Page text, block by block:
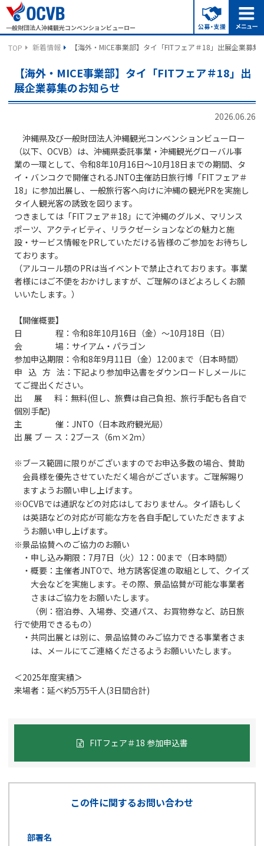
一般財団法人沖縄観光コンベンションビューロー
TOP 新着情報 【海外・MICE事業部】タイ「FITフェア＃18」出展企業募集
【海外・MICE事業部】タイ「FITフェア＃18」出
展企業募集のお知らせ
2026.06.26
沖縄県及び一般財団法人沖縄観光コンベンションビューロー
（以下、OCVB）は、沖縄県委託事業・沖縄観光グローバル事
業の一環として、令和8年10月16日～10月18日までの期間、タ
イ・バンコクで開催されるJNTO主催訪日旅行博「FITフェア＃
18」に参加出展し、一般旅行客へ向けに沖縄の観光PRを実施し
タイ人観光客の誘致を図ります。
つきましては「FITフェア＃18」にて沖縄のグルメ、マリンス
ポーツ、アクティビティ、リラクゼーションなどの魅力と施
設・サービス情報をPRしていただける皆様のご参加をお待ちし
ております。
（アルコール類のPRは当イベントで禁止されております。事業
者様にはご不便をおかけしますが、ご理解のほどよろしくお願
いいたします。）
【開催概要】
日 程：令和8年10月16日（金）～10月18日（日）
会 場：サイアム・パラゴン
参加申込期限：令和8年9月11日（金）12:00まで（日本時間）
申 込 方 法：下記より参加申込書をダウンロードしメールに
てご提出ください。
出 展 料：無料(但し、旅費は自己負担、旅行手配も各自で
個別手配)
主 催：JNTO（日本政府観光局）
出 展 ブ ー ス：2ブース（6ｍ×2ｍ）
※ブース範囲に限りがございますのでお申込多数の場合、賛助
会員様を優先させていただく場合がございます。ご理解賜り
ますようお願い申し上げます。
※OCVBでは通訳などの対応はしておりません。タイ語もしく
は英語などの対応が可能な方を各自手配していただきますよ
うお願い申し上げます。
※景品協賛へのご協力のお願い
・申し込み期限：7月7日（火）12：00まで（日本時間）
・概要：主催者JNTOで、地方誘客促進の取組として、クイズ
大会などを実施します。その際、景品協賛が可能な事業者
さまはご協力をお願いたします。
（例：宿泊券、入場券、交通パス、お買物券など、訪日旅
行で使用できるもの）
・共同出展とは別に、景品協賛のみご協力できる事業者さま
は、メールにてご連絡くださるようお願いいたします。
＜2025年度実績＞
来場者：延べ約5万5千人(3日間合計)
FITフェア＃18 参加申込書
この件に関するお問い合わせ
部署名